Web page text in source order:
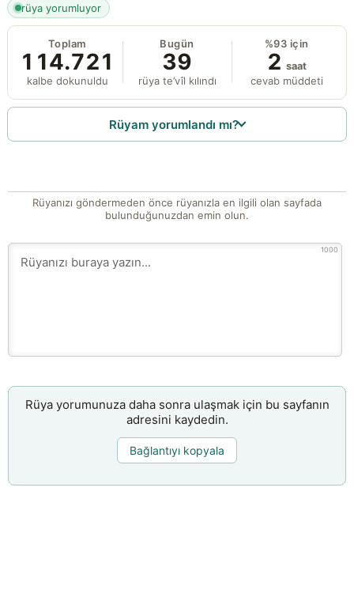
rüya yorumluyor
Toplam
114.721
kalbe dokunuldu
Bugün
39
rüya te’vîl kılındı
%93 için
2 saat
cevab müddeti
Rüyam yorumlandı mı?
Rüyanızı göndermeden önce rüyanızla en ilgili olan sayfada
bulunduğunuzdan emin olun.
1000
Rüya yorumunuza daha sonra ulaşmak için bu sayfanın
adresini kaydedin.
Bağlantıyı kopyala